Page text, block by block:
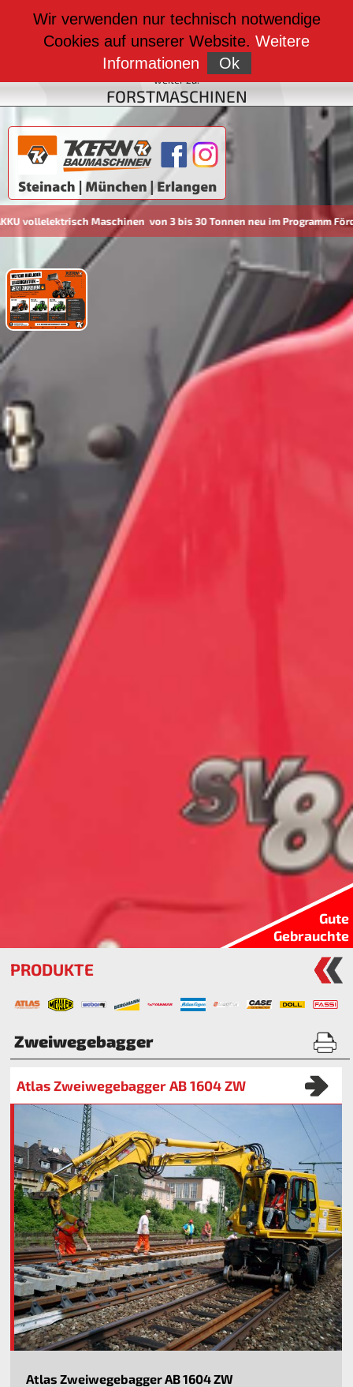
Maschinen von 3 bis 30 Tonnen neu im Programm
BAUMASCHINEN
weiter zu:
FAHRZEUGBAU
weiter zu:
FORSTMASCHINEN
Gute
Gebrauchte
PRODUKTE
Zweiwegebagger
Atlas Zweiwegebagger AB 1604 ZW
Atlas Zweiwegebagger AB 1604 ZW
Wir verwenden nur technisch notwendige
Cookies auf unserer Website. Weitere
Informationen
Ok